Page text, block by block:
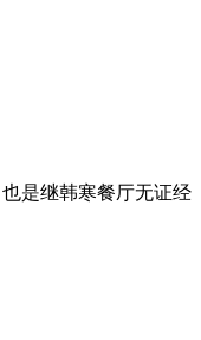
是继韩寒餐厅无证经